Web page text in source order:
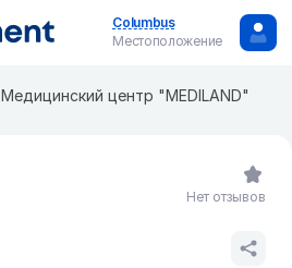
Columbus
Местоположение
Медицинский центр "MEDILAND"
Нет отзывов